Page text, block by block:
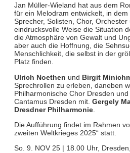
Jan Müller-Wieland hat aus dem
für ein Melodram entwickelt, in
Sprecher, Solisten, Chor,
eindrucksvolle Weise die Situation
die Atmosphäre von Gewalt und
aber auch die Hoffnung, die
Menschlichkeit, die selbst in der
Platz finden.
Ulrich Noethen und Birgit
Sprechrollen zu erleben, daneben
Philharmonische Chor Dresden
Cantamus Dresden mit. Gergely
Dresdner Philharmonie.
Die Aufführung findet im Rahmen
zweiten Weltkrieges 2025“ statt.
So. 9. NOV 25 | 18.00 Uhr,